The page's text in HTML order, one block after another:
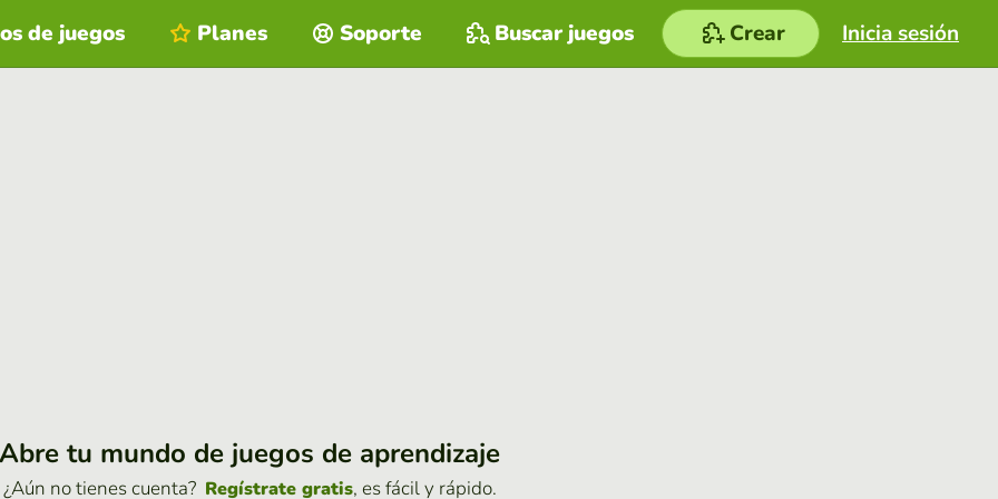
Inicia sesión
de juegos Planes Soporte Buscar juegos Crear
Abre tu mundo de juegos de aprendizaje
¿Aún no tienes cuenta? Regístrate gratis, es fácil y rápido.